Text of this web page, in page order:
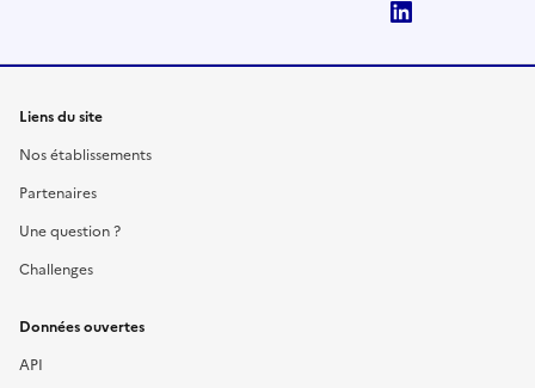
Liens du site
Nos établissements
Partenaires
Une question ?
Challenges
Données ouvertes
API